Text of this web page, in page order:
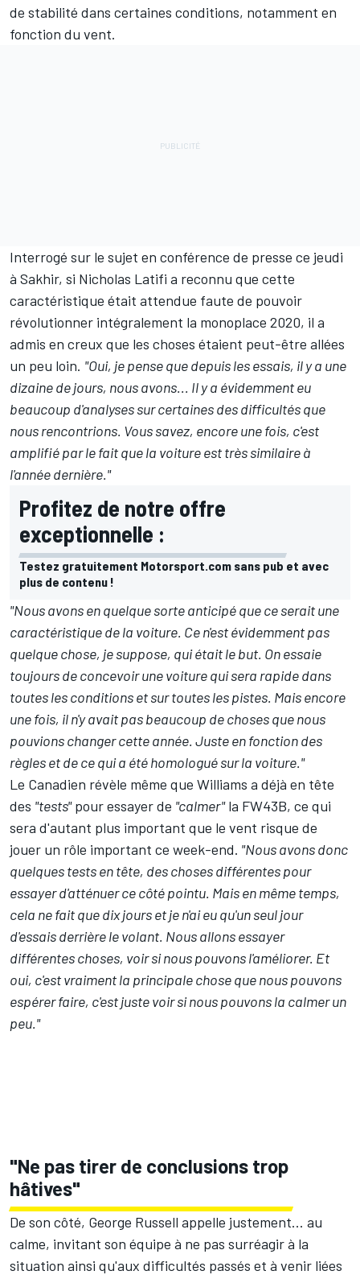
de stabilité dans certaines conditions, notamment en
fonction du vent.
Interrogé sur le sujet en conférence de presse ce jeudi
à Sakhir, si Nicholas Latifi a reconnu que cette
caractéristique était attendue faute de pouvoir
révolutionner intégralement la monoplace 2020, il a
admis en creux que les choses étaient peut-être allées
un peu loin. "Oui, je pense que depuis les essais, il y a une
dizaine de jours, nous avons... Il y a évidemment eu
beaucoup d'analyses sur certaines des difficultés que
nous rencontrions. Vous savez, encore une fois, c'est
amplifié par le fait que la voiture est très similaire à
l'année dernière."
Profitez de notre offre
exceptionnelle :
Testez gratuitement Motorsport.com sans pub et avec
plus de contenu !
"Nous avons en quelque sorte anticipé que ce serait une
caractéristique de la voiture. Ce n'est évidemment pas
quelque chose, je suppose, qui était le but. On essaie
toujours de concevoir une voiture qui sera rapide dans
toutes les conditions et sur toutes les pistes. Mais encore
une fois, il n'y avait pas beaucoup de choses que nous
pouvions changer cette année. Juste en fonction des
règles et de ce qui a été homologué sur la voiture."
Le Canadien révèle même que Williams a déjà en tête
des "tests"pour essayer de "calmer"la FW43B, ce qui
sera d'autant plus important que le vent risque de
jouer un rôle important ce week-end. "Nous avons donc
quelques tests en tête, des choses différentes pour
essayer d'atténuer ce côté pointu. Mais en même temps,
cela ne fait que dix jours et je n'ai eu qu'un seul jour
d'essais derrière le volant. Nous allons essayer
différentes choses, voir si nous pouvons l'améliorer. Et
oui, c'est vraiment la principale chose que nous pouvons
espérer faire, c'est juste voir si nous pouvons la calmer un
peu."
"Ne pas tirer de conclusions trop
hâtives"
De son côté, George Russell appelle justement... au
calme, invitant son équipe à ne pas surréagir à la
situation ainsi qu'aux difficultés passés et à venir liées